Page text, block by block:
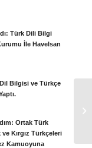
Türk Dili Bilgi
İle Havelsan
Bilgisi ve Türkçe
Ortak Türk
Kırgız Türkçeleri
Kamuoyuna